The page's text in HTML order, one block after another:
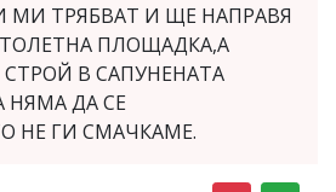
МИ ТРЯБВАТ И ЩЕ НАПРАВЯ
ПЛОЩАДКА,А
В САПУНЕНАТА
НЯМА ДА СЕ
НЕ ГИ СМАЧКАМЕ.